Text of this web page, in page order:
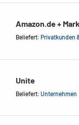
Amazon.de +
Beliefert: Privatkunden
Unite
Beliefert: Unternehmen